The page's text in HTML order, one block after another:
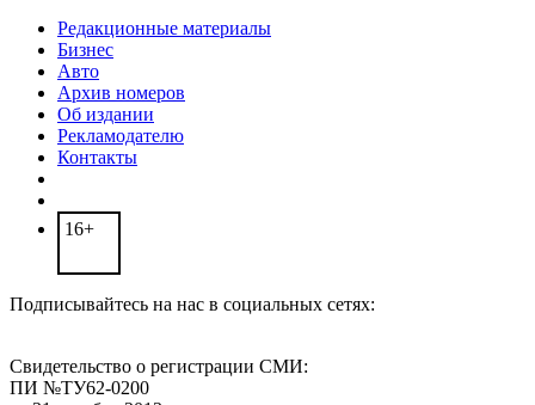
Редакционные материалы
Бизнес
Авто
Архив номеров
Об издании
Рекламодателю
Контакты
16+
Подписывайтесь на нас в социальных сетях:
Свидетельство о регистрации СМИ:
ПИ №ТУ62-0200